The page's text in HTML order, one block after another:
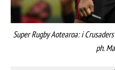
Super Rugby Aotearoa: i
ph.